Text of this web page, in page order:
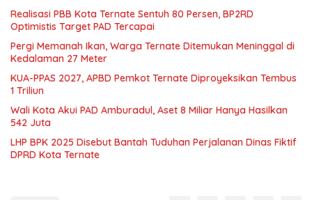
Realisasi PBB Kota Ternate Sentuh 80 Persen, BP2RD
Optimistis Target PAD Tercapai
Pergi Memanah Ikan, Warga Ternate Ditemukan Meninggal di
Kedalaman 27 Meter
KUA-PPAS 2027, APBD Pemkot Ternate Diproyeksikan Tembus
1 Triliun
Wali Kota Akui PAD Amburadul, Aset 8 Miliar Hanya Hasilkan
542 Juta
LHP BPK 2025 Disebut Bantah Tuduhan Perjalanan Dinas Fiktif
DPRD Kota Ternate